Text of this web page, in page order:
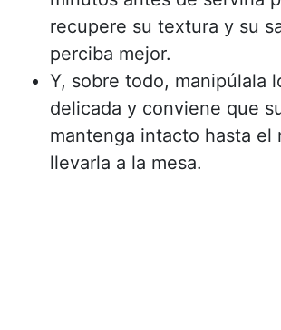
recupere su textura y su
perciba mejor.
Y, sobre todo, manipúlala
delicada y conviene que
mantenga intacto hasta el
llevarla a la mesa.